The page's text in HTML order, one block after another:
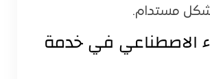
مستدام.
الاصطناعي في خدمة